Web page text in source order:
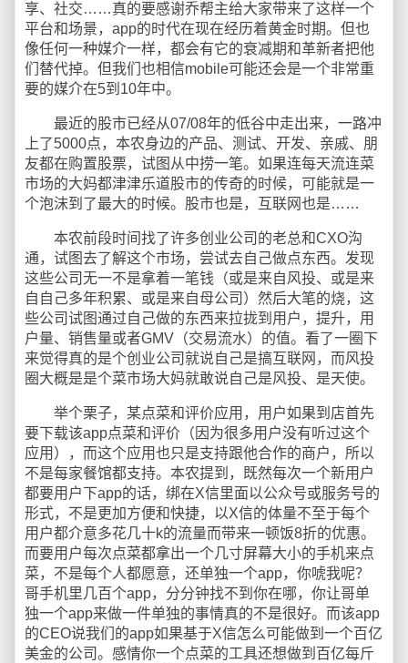
享、社交……真的要感谢乔帮主给大家带来了这样一个
平台和场景，app的时代在现在经历着黄金时期。但也
像任何一种媒介一样，都会有它的衰减期和革新者把他
们替代掉。但我们也相信mobile可能还会是一个非常重
要的媒介在5到10年中。
最近的股市已经从07/08年的低谷中走出来，一路冲
上了5000点，本农身边的产品、测试、开发、亲戚、朋
友都在购置股票，试图从中捞一笔。如果连每天流连菜
市场的大妈都津津乐道股市的传奇的时候，可能就是一
个泡沫到了最大的时候。股市也是，互联网也是……
本农前段时间找了许多创业公司的老总和CXO沟
通，试图去了解这个市场，尝试去自己做点东西。发现
这些公司无一不是拿着一笔钱（或是来自风投、或是来
自自己多年积累、或是来自母公司）然后大笔的烧，这
些公司试图通过自己做的东西来拉拢到用户，提升，用
户量、销售量或者GMV（交易流水）的值。看了一圈下
来觉得真的是个创业公司就说自己是搞互联网，而风投
圈大概是是个菜市场大妈就敢说自己是风投、是天使。
举个栗子，某点菜和评价应用，用户如果到店首先
要下载该app点菜和评价（因为很多用户没有听过这个
应用），而这个应用也只是支持跟他合作的商户，所以
不是每家餐馆都支持。本农提到，既然每次一个新用户
都要用户下app的话，绑在X信里面以公众号或服务号的
形式，不是更加方便和快捷，以X信的体量不至于每个
用户都介意多花几十k的流量而带来一顿饭8折的优惠。
而要用户每次点菜都拿出一个几寸屏幕大小的手机来点
菜，不是每个人都愿意，还单独一个app，你唬我呢？
哥手机里几百个app，分分钟找不到你在哪，你让哥单
独一个app来做一件单独的事情真的不是很好。而该app
的CEO说我们的app如果基于X信怎么可能做到一个百亿
美金的公司。感情你一个点菜的工具还想做到百亿每斤